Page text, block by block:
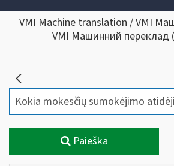
VMI Machine translation / VMI
VMI Машинний переклад (
Paieška